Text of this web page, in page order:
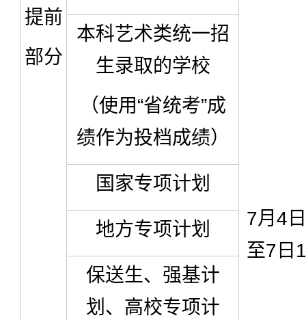
提前
部分
7月4
至7日
本科艺术类统一招
生录取的学校
（使用“省统考”成
绩作为投档成绩）
国家专项计划
地方专项计划
保送生、强基计
划、高校专项计